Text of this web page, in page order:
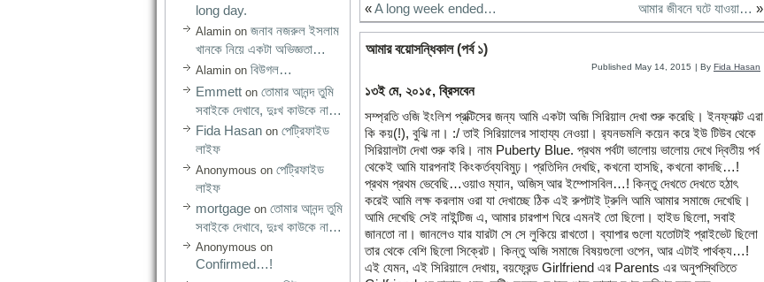
long day.
Alamin on জনাব নজরুল ইসলাম
খানকে নিয়ে একটা অভিজ্ঞতা…
Alamin on বিউগল…
Emmett on তোমার আনন্দ তুমি
সবাইকে দেখাবে, দুঃখ কাউকে না…
Fida Hasan on পেট্রিফাইড
লাইফ
Anonymous on পেট্রিফাইড
লাইফ
mortgage on তোমার আনন্দ তুমি
সবাইকে দেখাবে, দুঃখ কাউকে না…
Anonymous on
Confirmed…!
«A long week ended… আমার জীবনে ঘটে যাওয়া… »
আমার বয়োসন্ধিকাল (পর্ব ১)
Published May 14, 2015 | By Fida Hasan
১৩ই মে, ২০১৫, ব্রিসবেন
সম্প্রতি ওজি ইংলিশ প্রক্টিসের জন্য আমি একটা অজি সিরিয়াল দেখা শুরু করেছি। ইনফ্যাক্ট এরা
কি কয়(!), বুঝি না। :/ তাই সিরিয়ালের সাহায্য নেওয়া। র‍্যনডমলি কয়েন করে ইউ টিউব থেকে
সিরিয়ালটা দেখা শুরু করি। নাম Puberty Blue. প্রথম পর্বটা ভালোয় ভালোয় দেখে দ্বিতীয় পর্ব
থেকেই আমি যারপনাই কিংকর্তব্যবিমুঢ়। প্রতিদিন দেখছি, কখনো হাসছি, কখনো কাদছি…!
প্রথম প্রথম ভেবেছি…ওয়াও ম্যান, অজিস্‌ আর ইম্পোসবিল…! কিন্তু দেখতে দেখতে হঠাৎ
করেই আমি লক্ষ করলাম ওরা যা দেখাচ্ছে ঠিক এই রুপটাই ট্রুলি আমি আমার সমাজে দেখেছি।
আমি দেখেছি সেই নাইন্টিজ এ, আমার চারপাশ ঘিরে এমনই তো ছিলো। হাইড ছিলো, সবাই
জানতো না। জানলেও যার যারটা সে সে লুকিয়ে রাখতো। ব্যাপার গুলো যতোটাই প্রাইভেট ছিলো
তার থেকে বেশি ছিলো সিক্রেট। কিন্তু অজি সমাজে বিষয়গুলো ওপেন, আর এটাই পার্থক্য…!
এই যেমন, এই সিরিয়ালে দেখায়, বয়ফ্রেন্ড Girlfriend এর Parents এর অনুপস্থিতিতে